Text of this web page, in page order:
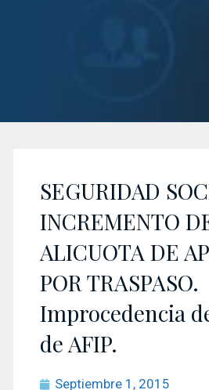
SEGURIDAD
INCREMENTO
ALICUOTA DE
POR TRASPASO.
Improcedencia
de AFIP.
Septiembre 1, 2015